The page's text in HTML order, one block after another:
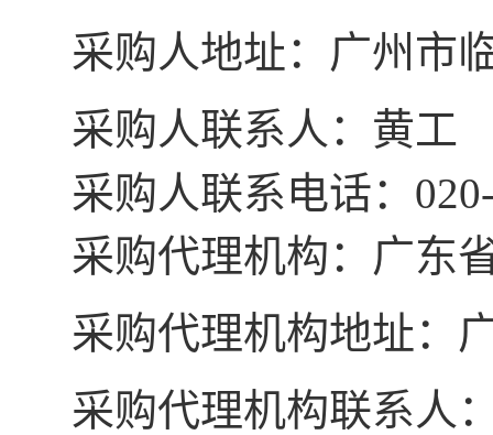
采购人地址： 广州市
采购人联系人： 黄工
采购人联系电话：
采购代理机构： 广东
采购代理机构地址：
采购代理机构联系人